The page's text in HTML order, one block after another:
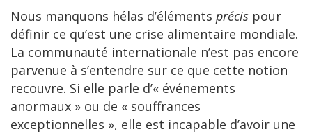
Nous manquons hélas d’éléments précis pour
définir ce qu’est une crise alimentaire mondiale.
La communauté internationale n’est pas encore
parvenue à s’entendre sur ce que cette notion
recouvre. Si elle parle d’« événements
anormaux » ou de « souffrances
exceptionnelles », elle est incapable d’avoir une